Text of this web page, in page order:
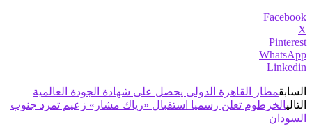
Facebook
X
Pinterest
WhatsApp
Linkedin
السابقمطار القاهرة الدولى يحصل على شهادة الجودة العالمية
التاليالخرطوم تعلن رسميا استقبال «رياك مشار» زعيم تمرد جنوب
السودان